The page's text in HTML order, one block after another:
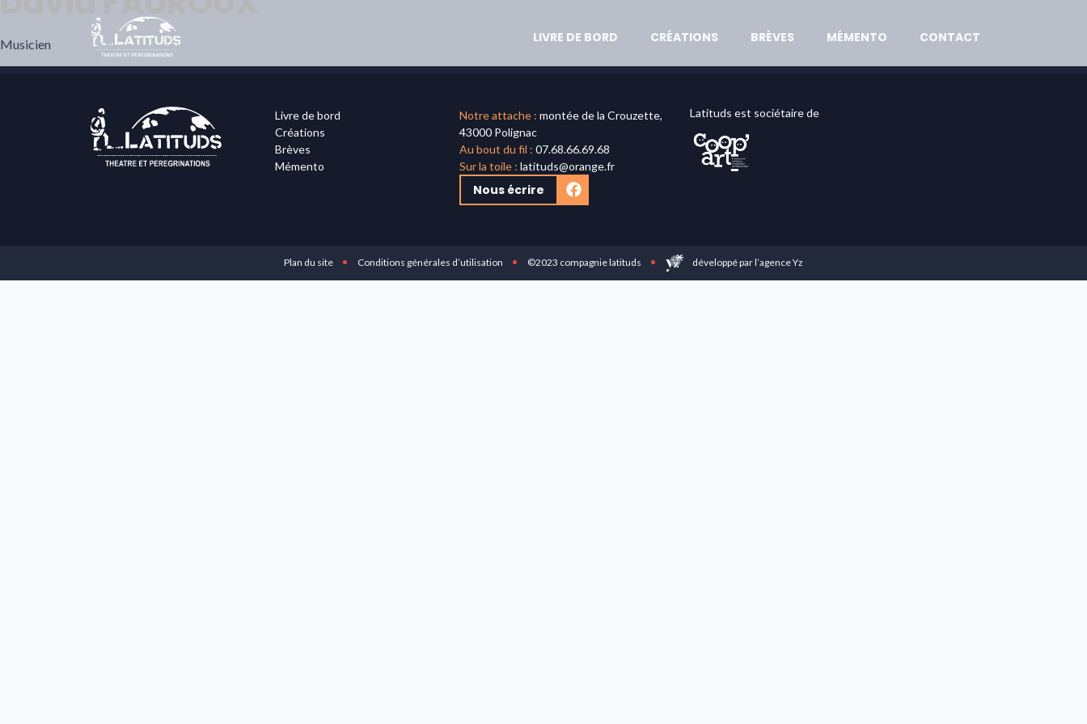
LIVRE DE BORD CRÉATIONS BRÈVES MÉMENTO CONTACT
Musicien
Livre de bord
Créations
Brèves
Mémento
Notre attache : montée de la Crouzette,
43000 Polignac
Au bout du fil : 07.68.66.69.68
Sur la toile : latituds@orange.fr
Nous écrire
Latituds est sociétaire de
Plan du site Conditions générales d’utilisation ©2023 compagnie latituds développé par l’agence Yz